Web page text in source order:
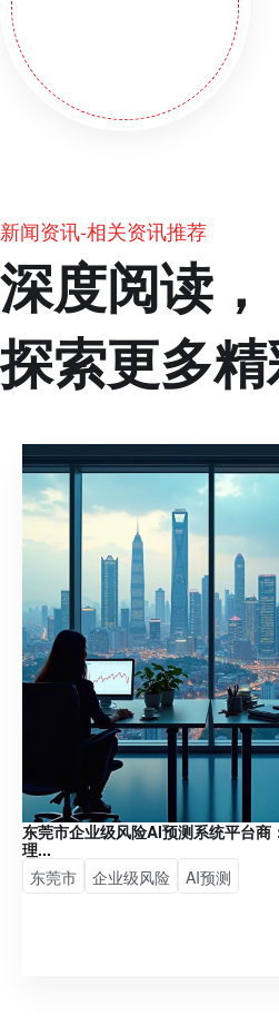
新闻资讯-相关资讯推荐
深度阅读，
探索更多精
东莞市企业级风险AI预测系统平台商
理...
东莞市
企业级风险 AI预测